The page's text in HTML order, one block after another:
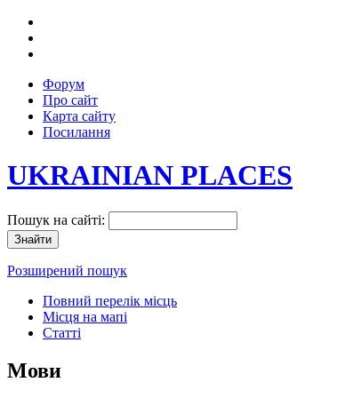
Форум
Про сайт
Карта сайту
Посилання
UKRAINIAN PLACES
Пошук на сайті:
Розширений пошук
Повний перелік місць
Місця на мапі
Статті
Мови